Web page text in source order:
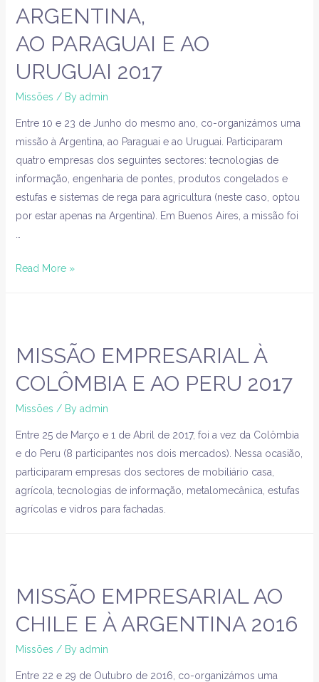
ARGENTINA,
AO PARAGUAI E AO
URUGUAI 2017​
Missões / By admin
Entre 10 e 23 de Junho do mesmo ano, co-organizámos uma
missão à Argentina, ao Paraguai e ao Uruguai. Participaram
quatro empresas dos seguintes sectores: tecnologias de
informação, engenharia de pontes, produtos congelados e
estufas e sistemas de rega para agricultura (neste caso, optou
por estar apenas na Argentina). Em Buenos Aires, a missão foi
Read More »
MISSÃO EMPRESARIAL À
COLÔMBIA E AO PERU 2017
Missões / By admin
Entre 25 de Março e 1 de Abril de 2017, foi a vez da Colômbia
e do Peru (8 participantes nos dois mercados). Nessa ocasião,
participaram empresas dos sectores de mobiliário casa,
agrícola, tecnologias de informação, metalomecânica, estufas
agrícolas e vidros para fachadas.
MISSÃO EMPRESARIAL AO
CHILE E À ARGENTINA 2016​
Missões / By admin
Entre 22 e 29 de Outubro de 2016, co-organizámos uma